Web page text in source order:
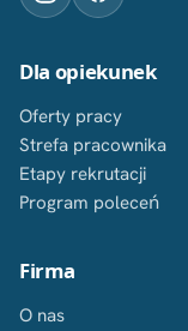
Dla opiekunek
Oferty pracy
Strefa pracownika
Etapy rekrutacji
Program poleceń
Firma
O nas